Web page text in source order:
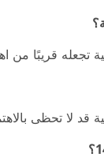
تجعله قريبًا من
لا تحظى